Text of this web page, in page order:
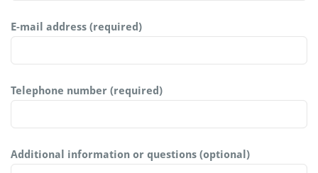
E-mail address (required)
Telephone number (required)
Additional information or questions (optional)